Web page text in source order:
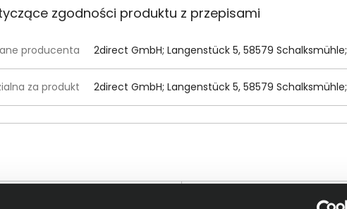
zgodności produktu z przepisami
producenta 2direct GmbH; Langenstück 5, 58579 Schalksmühle;
za produkt 2direct GmbH; Langenstück 5, 58579 Schalksmühle;